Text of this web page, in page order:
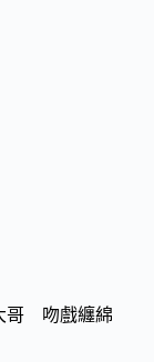
哥 吻戲纏綿